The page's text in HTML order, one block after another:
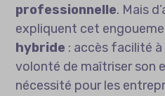
professionnelle. Mais
expliquent cet
hybride : accès facilité à
volonté de maîtriser son
nécessité pour les